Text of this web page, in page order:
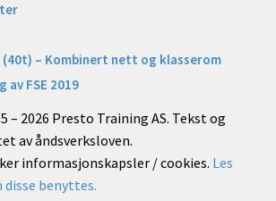
(40t) – Kombinert nett og klasserom
FSE 2019
– 2026 Presto Training AS. Tekst og
av åndsverksloven.
informasjonskapsler / cookies. Les
disse benyttes.